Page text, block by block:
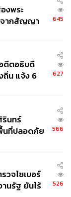
งพระ
จากสัญญา
645
ดีตอธิบดี
ถิ่น แจ้ง 6
627
รินทร์
นที่ปลอดภัย
566
วจไซเบอร์
นรัฐ ยันไร้
526